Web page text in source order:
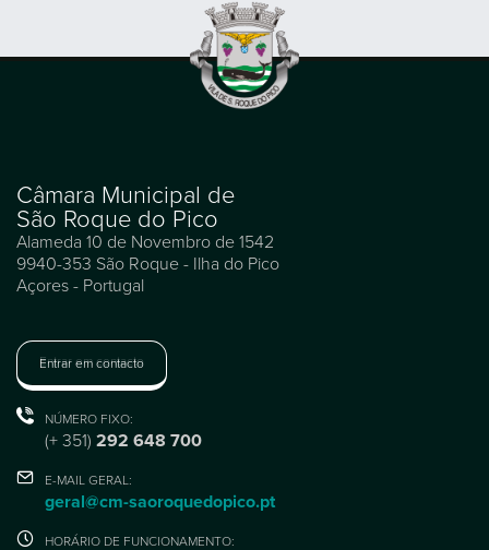
Câmara Municipal de
São Roque do Pico
Alameda 10 de Novembro de 1542
9940-353 São Roque - Ilha do Pico
Açores - Portugal
Entrar em contacto
NÚMERO FIXO:
(+ 351) 292 648 700
E-MAIL GERAL:
geral@cm-saoroquedopico.pt
HORÁRIO DE FUNCIONAMENTO: